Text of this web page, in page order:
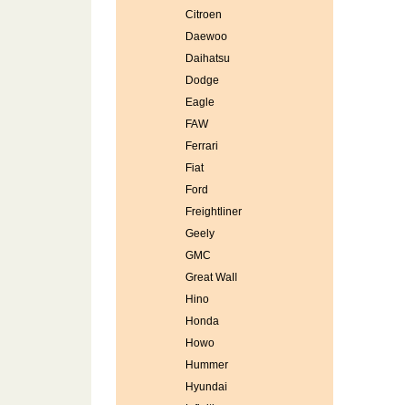
Citroen
Daewoo
Daihatsu
Dodge
Eagle
FAW
Ferrari
Fiat
Ford
Freightliner
Geely
GMC
Great Wall
Hino
Honda
Howo
Hummer
Hyundai